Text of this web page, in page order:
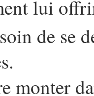
lui
de se
monter